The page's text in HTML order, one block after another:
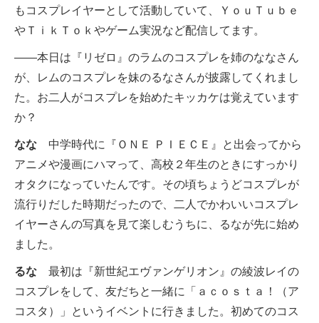
もコスプレイヤーとして活動していて、ＹｏｕＴｕｂｅ
やＴｉｋＴｏｋやゲーム実況など配信してます。
――本日は『リゼロ』のラムのコスプレを姉のななさん
が、レムのコスプレを妹のるなさんが披露してくれまし
た。お二人がコスプレを始めたキッカケは覚えています
か？
なな 中学時代に『ＯＮＥ ＰＩＥＣＥ』と出会ってから
アニメや漫画にハマって、高校２年生のときにすっかり
オタクになっていたんです。その頃ちょうどコスプレが
流行りだした時期だったので、二人でかわいいコスプレ
イヤーさんの写真を見て楽しむうちに、るなが先に始め
ました。
るな 最初は『新世紀エヴァンゲリオン』の綾波レイの
コスプレをして、友だちと一緒に「ａｃｏｓｔａ！（ア
コスタ）」というイベントに行きました。初めてのコス